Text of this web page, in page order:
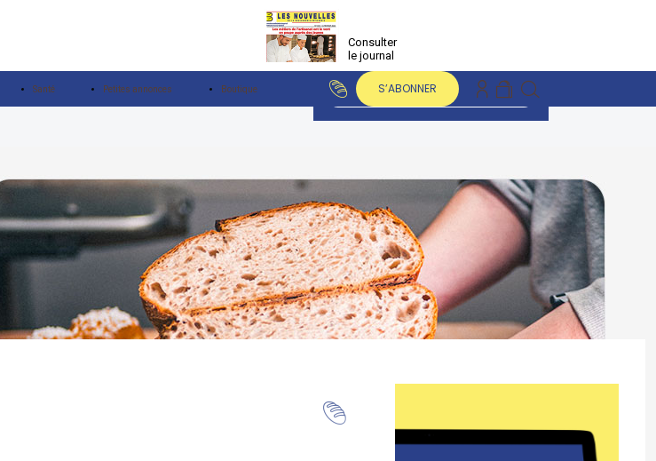
Consulter
le journal
Santé Petites annonces Boutique S’ABONNER